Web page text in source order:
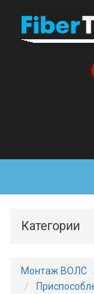
Категории
Монтаж ВОЛС